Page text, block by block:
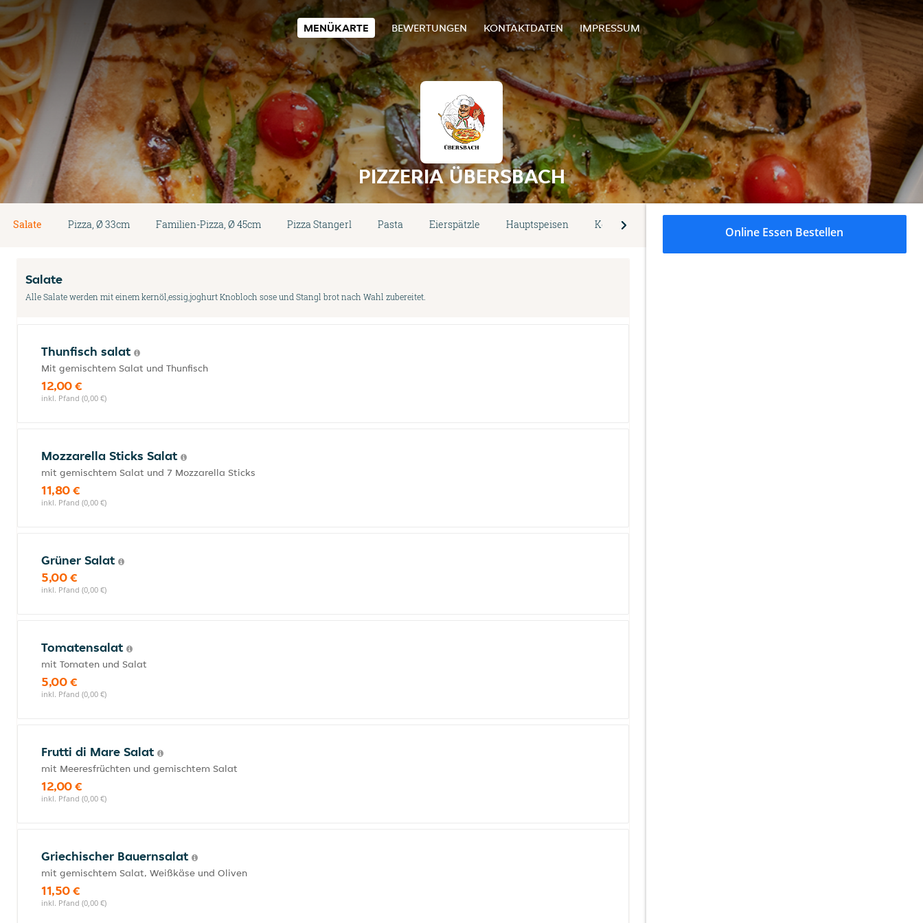
MENÜKARTE BEWERTUNGEN KONTAKTDATEN IMPRESSUM
PIZZERIA ÜBERSBACH
Salate Pizza, Ø 33cm Familien-Pizza, Ø 45cm Pizza Stangerl Pasta Eierspätzle Hauptspeisen Kebap Beilagen - Saucen Desserts und Eis Sorten
Salate
Alle Salate werden mit einem kernöl,essig,joghurt Knobloch sose und Stangl brot nach Wahl zubereitet.
Thunfisch salat
Mit gemischtem Salat und Thunfisch
12,00 €
inkl. Pfand (0,00 €)
Mozzarella Sticks Salat
mit gemischtem Salat und 7 Mozzarella Sticks
11,80 €
inkl. Pfand (0,00 €)
Grüner Salat
5,00 €
inkl. Pfand (0,00 €)
Tomatensalat
mit Tomaten und Salat
5,00 €
inkl. Pfand (0,00 €)
Frutti di Mare Salat
mit Meeresfrüchten und gemischtem Salat
12,00 €
inkl. Pfand (0,00 €)
Griechischer Bauernsalat
mit gemischtem Salat, Weißkäse und Oliven
11,50 €
inkl. Pfand (0,00 €)
Online Essen Bestellen